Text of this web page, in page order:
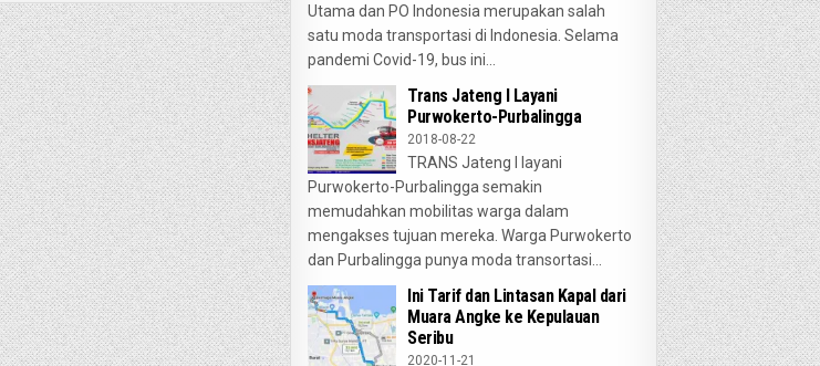
Utama dan PO Indonesia merupakan salah
satu moda transportasi di Indonesia. Selama
pandemi Covid-19, bus ini...
Trans Jateng I Layani
Purwokerto-Purbalingga
2018-08-22
TRANS Jateng I layani
Purwokerto-Purbalingga semakin
memudahkan mobilitas warga dalam
mengakses tujuan mereka. Warga Purwokerto
dan Purbalingga punya moda transortasi...
Ini Tarif dan Lintasan Kapal dari
Muara Angke ke Kepulauan
Seribu
2020-11-21